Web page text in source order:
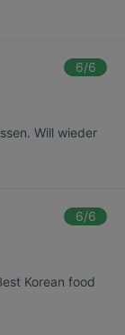
6/6
Will wieder
6/6
Korean food